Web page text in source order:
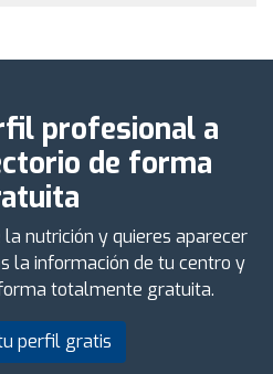
profesional a
de forma
nutrición y quieres aparecer
la información de tu centro y
totalmente gratuita.
perfil gratis